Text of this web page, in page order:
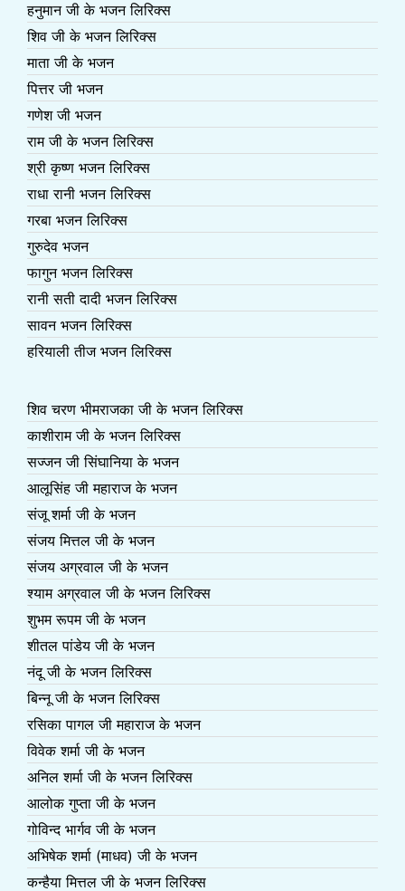
हनुमान जी के भजन लिरिक्स
शिव जी के भजन लिरिक्स
माता जी के भजन
पित्तर जी भजन
गणेश जी भजन
राम जी के भजन लिरिक्स
श्री कृष्ण भजन लिरिक्स
राधा रानी भजन लिरिक्स
गरबा भजन लिरिक्स
गुरुदेव भजन
फागुन भजन लिरिक्स
रानी सती दादी भजन लिरिक्स
सावन भजन लिरिक्स
हरियाली तीज भजन लिरिक्स
शिव चरण भीमराजका जी के भजन लिरिक्स
काशीराम जी के भजन लिरिक्स
सज्जन जी सिंघानिया के भजन
आलूसिंह जी महाराज के भजन
संजू शर्मा जी के भजन
संजय मित्तल जी के भजन
संजय अग्रवाल जी के भजन
श्याम अग्रवाल जी के भजन लिरिक्स
शुभम रूपम जी के भजन
शीतल पांडेय जी के भजन
नंदू जी के भजन लिरिक्स
बिन्नू जी के भजन लिरिक्स
रसिका पागल जी महाराज के भजन
विवेक शर्मा जी के भजन
अनिल शर्मा जी के भजन लिरिक्स
आलोक गुप्ता जी के भजन
गोविन्द भार्गव जी के भजन
अभिषेक शर्मा (माधव) जी के भजन
कन्हैया मित्तल जी के भजन लिरिक्स